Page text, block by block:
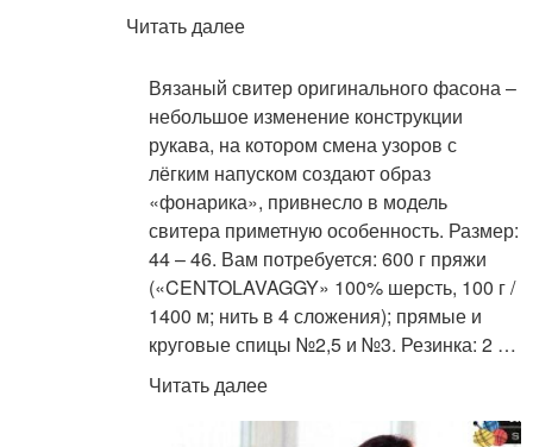
Читать далее
Вязаный свитер оригинального фасона –
небольшое изменение конструкции
рукава, на котором смена узоров с
лёгким напуском создают образ
«фонарика», привнесло в модель
свитера приметную особенность. Размер:
44 – 46. Вам потребуется: 600 г пряжи
(«CENTOLAVAGGY» 100% шерсть, 100 г /
1400 м; нить в 4 сложения); прямые и
круговые спицы №2,5 и №3. Резинка: 2 …
Читать далее